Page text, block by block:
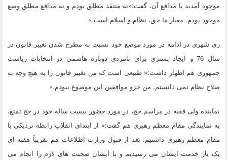
موجود آمدید یا مدافع آن، گفت:«نه منتقد مطلق بودم و نه مدافع مطلق وضع
موجود بودم. معیار ما حق، نظام و اسلام است.»
ری شهری در ادامه در مورد موضع خود نسبت به مطرح شدن تغییر قانون در
سال 76 و ایجاد بستری برای نامزدی دوباره هاشمی در انتخابات ریاست
جمهوری هم اظهار داشت:« طبیعی است که من تغییر قانون را به هیچ وجه به
صلاح نظام نمی دانستم. من جزو موافقین این موضوع نبودم.»
نماینده ولی فقیه در مراسم حج، در مورد حضور بیست ساله خود در حج تمتع،
به نمایندگی مقام معظم رهبری هم گفت:« از ابتدای انقلاب رابطه نزدیکی با
مقام معظم رهبری داشتیم. بعد از قبول وزارت اطلاعات هم تقریباً هفته ای
یک بار خدمت ایشان می رسیدیم و با ایشان صحبت های لازم را انجام می